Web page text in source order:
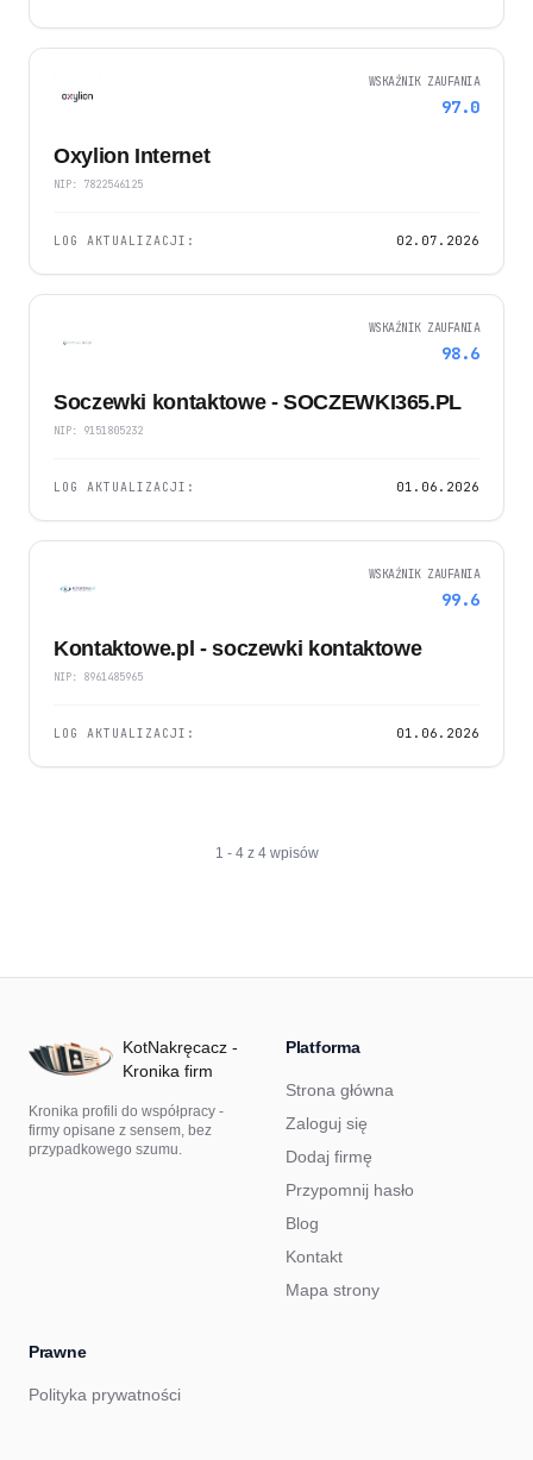
WSKAŹNIK ZAUFANIA
97.0
Oxylion Internet
NIP: 7822546125
LOG AKTUALIZACJI: 02.07.2026
WSKAŹNIK ZAUFANIA
98.6
Soczewki kontaktowe - SOCZEWKI365.PL
NIP: 9151805232
LOG AKTUALIZACJI: 01.06.2026
WSKAŹNIK ZAUFANIA
99.6
Kontaktowe.pl - soczewki kontaktowe
NIP: 8961485965
LOG AKTUALIZACJI: 01.06.2026
1 - 4 z 4 wpisów
KotNakręcacz -
Kronika firm
Kronika profili do współpracy -
firmy opisane z sensem, bez
przypadkowego szumu.
Platforma
Strona główna
Zaloguj się
Dodaj firmę
Przypomnij hasło
Blog
Kontakt
Mapa strony
Prawne
Polityka prywatności